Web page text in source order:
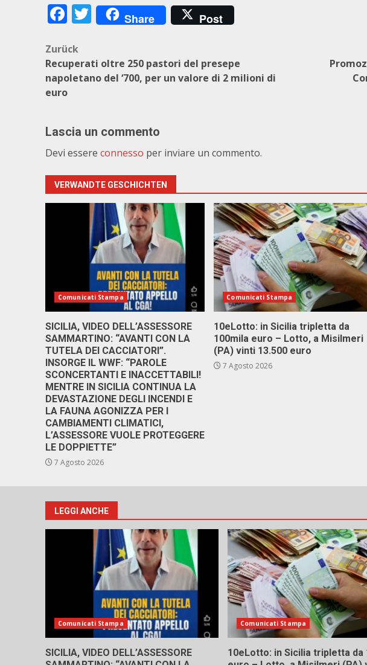
Facebook
Twitter
Share Post
Beitragsnavigation
Zurück
Recuperati oltre 250 pastori del presepe
napoletano del ‘700, per un valore di 2 milioni di
euro
Lascia un commento
Devi essere connesso per inviare un commento.
VERWANDTE GESCHICHTEN
Comunicati Stampa
SICILIA, VIDEO DELL’ASSESSORE
SAMMARTINO: “AVANTI CON LA
TUTELA DEI CACCIATORI”.
INSORGE IL WWF: “PAROLE
SCONCERTANTI E INACCETTABILI!
MENTRE IN SICILIA CONTINUA LA
DEVASTAZIONE DEGLI INCENDI E
LA FAUNA AGONIZZA PER I
CAMBIAMENTI CLIMATICI,
L’ASSESSORE VUOLE PROTEGGERE
LE DOPPIETTE”
7 Agosto 2026
Comunicati Stampa
10eLotto: in Sicilia tripletta da
100mila euro – Lotto, a Misilmeri
(PA) vinti 13.500 euro
7 Agosto 2026
LEGGI ANCHE
Comunicati Stampa
SICILIA, VIDEO DELL’ASSESSORE
Comunicati Stampa
10eLotto: in Sicilia tripletta da